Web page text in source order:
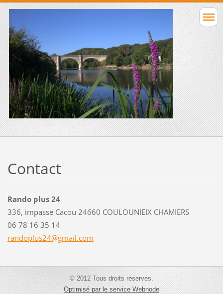
Contact
Rando plus 24
336, impasse Cacou 24660 COULOUNIEIX CHAMIERS
06 78 16 35 14
randoplus24@gmail.com
© 2012 Tous droits réservés.
Optimisé par le service Webnode